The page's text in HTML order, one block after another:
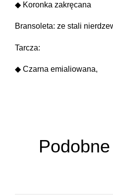
◆ Koronka zakręcana
Bransoleta: ze stali
Tarcza:
◆ Czarna emialiowana,